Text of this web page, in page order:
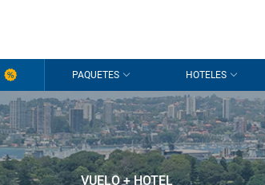
PAQUETES HOTELES
VUELO + HOTEL